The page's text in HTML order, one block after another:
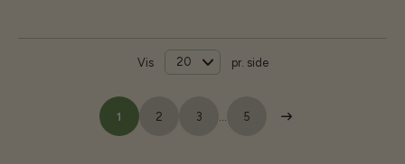
1 2 3 5
Vis pr. side